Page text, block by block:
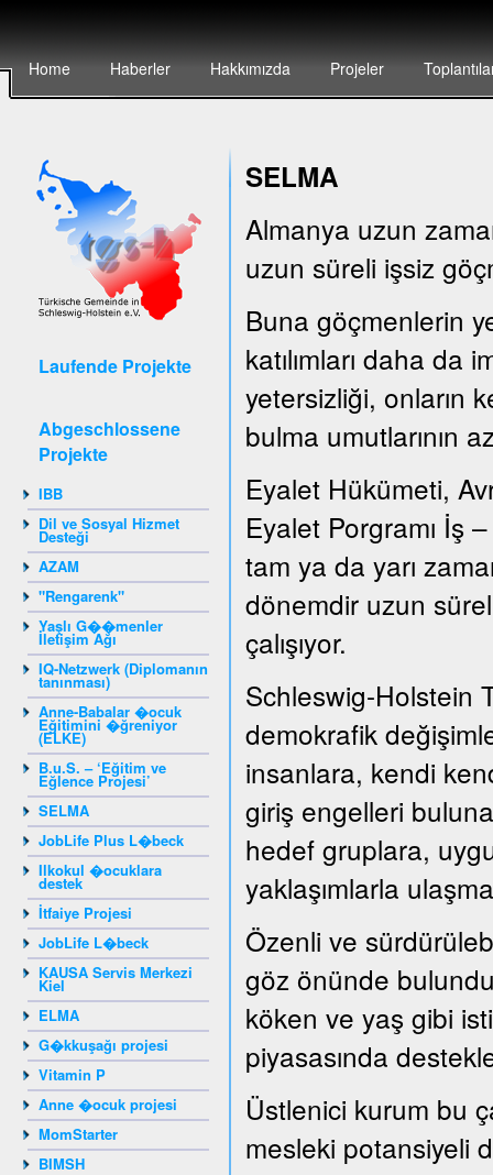
Home Haberler Hakkımızda Projeler
Laufende Projekte
Abgeschlossene
Projekte
IBB
Dil ve Sosyal Hizmet
Desteği
AZAM
"Rengarenk"
Yaşlı G��menler
İletişim Ağı
IQ-Netzwerk (Diplomanın
tanınması)
Anne-Babalar �ocuk
Eğitimini �ğreniyor
(ELKE)
B.u.S. – ‘Eğitim ve
Eğlence Projesi’
SELMA
JobLife Plus L�beck
Ilkokul �ocuklara
destek
İtfaiye Projesi
JobLife L�beck
KAUSA Servis Merkezi
Kiel
ELMA
G�kkuşağı projesi
Vitamin P
Anne �ocuk projesi
MomStarter
BIMSH
SELMA
Almanya uzun
uzun süreli işsiz
Buna göçmenlerin
katılımları daha da
yetersizliği, onların
bulma umutlarının
Eyalet Hükümeti,
Eyalet Porgramı İş
tam ya da yarı
dönemdir uzun
çalışıyor.
Schleswig-Holstein
demokrafik
insanlara, kendi
giriş engelleri
hedef gruplara,
yaklaşımlarla
Özenli ve
göz önünde
köken ve yaş gibi
piyasasında
Üstlenici kurum bu
mesleki potansiyeli